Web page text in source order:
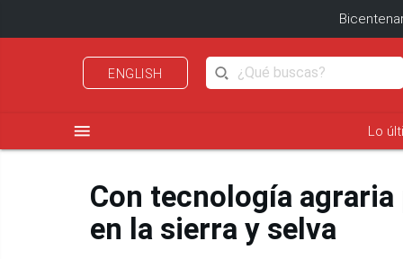
ENGLISH
menu Lo
Con tecnología
en la sierra y selva